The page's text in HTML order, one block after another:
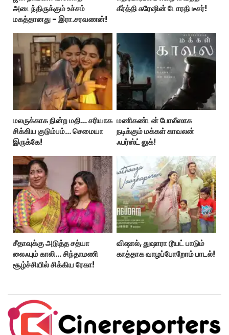
அடைந்திருக்கும் உச்சம்
மகத்தானது - இரா.சரவணன்!
கீர்த்தி சுரேஷின் டோரதி டீசர்!
மலருக்காக நின்ற மதி… சரியாக
சிக்கிய குடும்பம்… செமையா
இருக்கே!
மணிகண்டன் போலீஸாக
நடிக்கும் மக்கள் காவலன்
ஃபர்ஸ்ட் லுக்!
சீதாவுக்கு அடுத்த சத்யா
லைஃபும் காலி… சிந்தாமணி
சூழ்ச்சியில் சிக்கிய ரேகா!
விஷால், துஷாரா டூயட் பாடும்
காத்தாக வாழப்போறோம் பாடல்!